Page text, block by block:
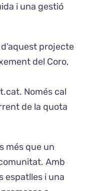
i una gestió
projecte
del Coro,
Només cal
de la quota
més que un
Amb
espatlles i una